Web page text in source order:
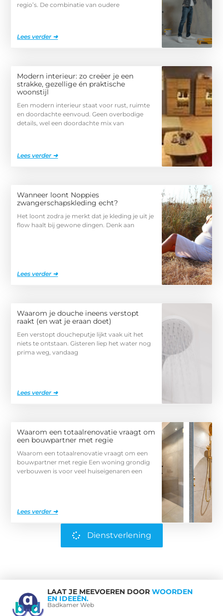
regio’s. De combinatie van oudere
Lees verder ➜
Modern interieur: zo creëer je een
strakke, gezellige én praktische
woonstijl
Een modern interieur staat voor rust, ruimte
en doordachte eenvoud. Geen overbodige
details, wel een doordachte mix van
Lees verder ➜
Wanneer loont Noppies
zwangerschapskleding echt?
Het loont zodra je merkt dat je kleding je uit je
flow haalt bij gewone dingen. Denk aan
Lees verder ➜
Waarom je douche ineens verstopt
raakt (en wat je eraan doet)
Een verstopt doucheputje lijkt vaak uit het
niets te ontstaan. Gisteren liep het water nog
prima weg, vandaag
Lees verder ➜
Waarom een totaalrenovatie vraagt om
een bouwpartner met regie
Waarom een totaalrenovatie vraagt om een
bouwpartner met regie Een woning grondig
verbouwen is voor veel huiseigenaren een
Lees verder ➜
Dienstverlening
LAAT JE MEEVOEREN DOOR WOORDEN
EN IDEEËN.
Badkamer Web